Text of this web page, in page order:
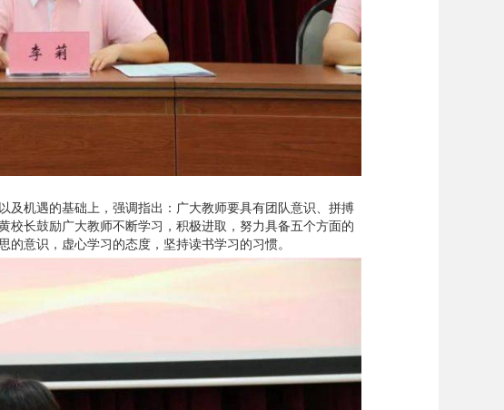
及机遇的基础上，强调指出：广大教师要具有团队意识、拼搏
校长鼓励广大教师不断学习，积极进取，努力具备五个方面的
意识，虚心学习的态度，坚持读书学习的习惯。